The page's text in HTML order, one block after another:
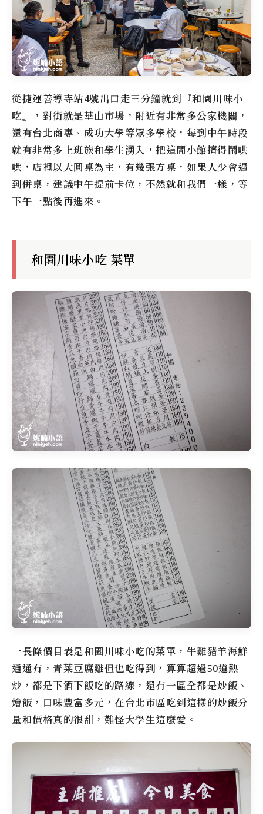
從捷運善導寺站4號出口走三分鐘就到『和園川味小
吃』，對街就是華山市場，附近有非常多公家機關，
還有台北商專、成功大學等眾多學校，每到中午時段
就有非常多上班族和學生湧入，把這間小館擠得鬧哄
哄，店裡以大圓桌為主，有幾張方桌，如果人少會遇
到併桌，建議中午提前卡位，不然就和我們一樣，等
下午一點後再進來。
和園川味小吃 菜單
一長條價目表是和園川味小吃的菜單，牛雞豬羊海鮮
通通有，青菜豆腐雞但也吃得到，算算超過50道熱
炒，都是下酒下飯吃的路線，還有一區全都是炒飯、
燴飯，口味豐富多元，在台北市區吃到這樣的炒飯分
量和價格真的很甜，難怪大學生這麼愛。